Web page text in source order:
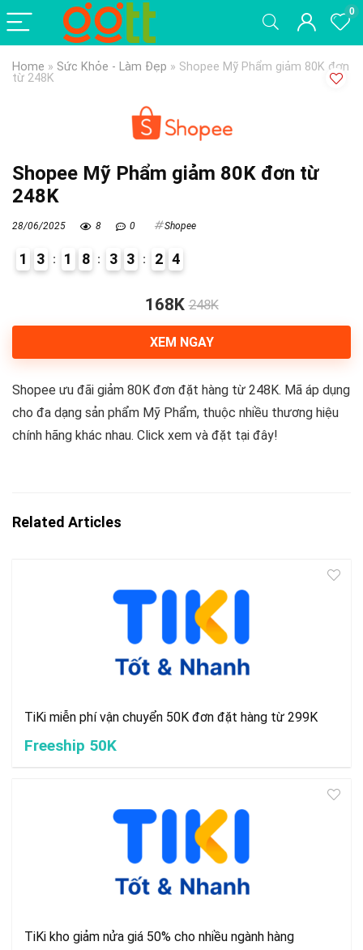
0
Home » Sức Khỏe - Làm Đẹp » Shopee Mỹ Phẩm giảm 80K đơn
từ 248K
Shopee Mỹ Phẩm giảm 80K đơn từ
248K
28/06/2025 8 0 Shopee
1
3 1 8 3 3 2 4
168K 248K
XEM NGAY
Shopee ưu đãi giảm 80K đơn đặt hàng từ 248K. Mã áp dụng
cho đa dạng sản phẩm Mỹ Phẩm, thuộc nhiều thương hiệu
chính hãng khác nhau. Click xem và đặt tại đây!
Related Articles
TiKi miễn phí vận chuyển 50K đơn đặt hàng từ 299K
Freeship 50K
TiKi kho giảm nửa giá 50% cho nhiều ngành hàng